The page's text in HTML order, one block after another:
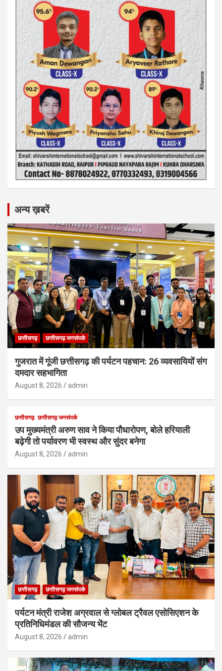
अन्य ख़बरें
छत्तीसगढ़ छत्तीसगढ़ जनसंपर्क
गुजरात में गूंजी छत्तीसगढ़ की पर्यटन पहचान: 26 व्यवसायियों संग
दमदार सहभागिता
August 8, 2026 admin
छत्तीसगढ़ छत्तीसगढ़ जनसंपर्क
उप मुख्यमंत्री अरुण साव ने किया पौधारोपण, बोले हरियाली
बढ़ेगी तो पर्यावरण भी स्वस्थ और सुंदर बनेगा
August 8, 2026 admin
छत्तीसगढ़ छत्तीसगढ़ जनसंपर्क
पर्यटन मंत्री राजेश अग्रवाल से ग्लोबल ट्रैवल एसोसिएशन के
प्रतिनिधिमंडल की सौजन्य भेंट
August 8, 2026 admin